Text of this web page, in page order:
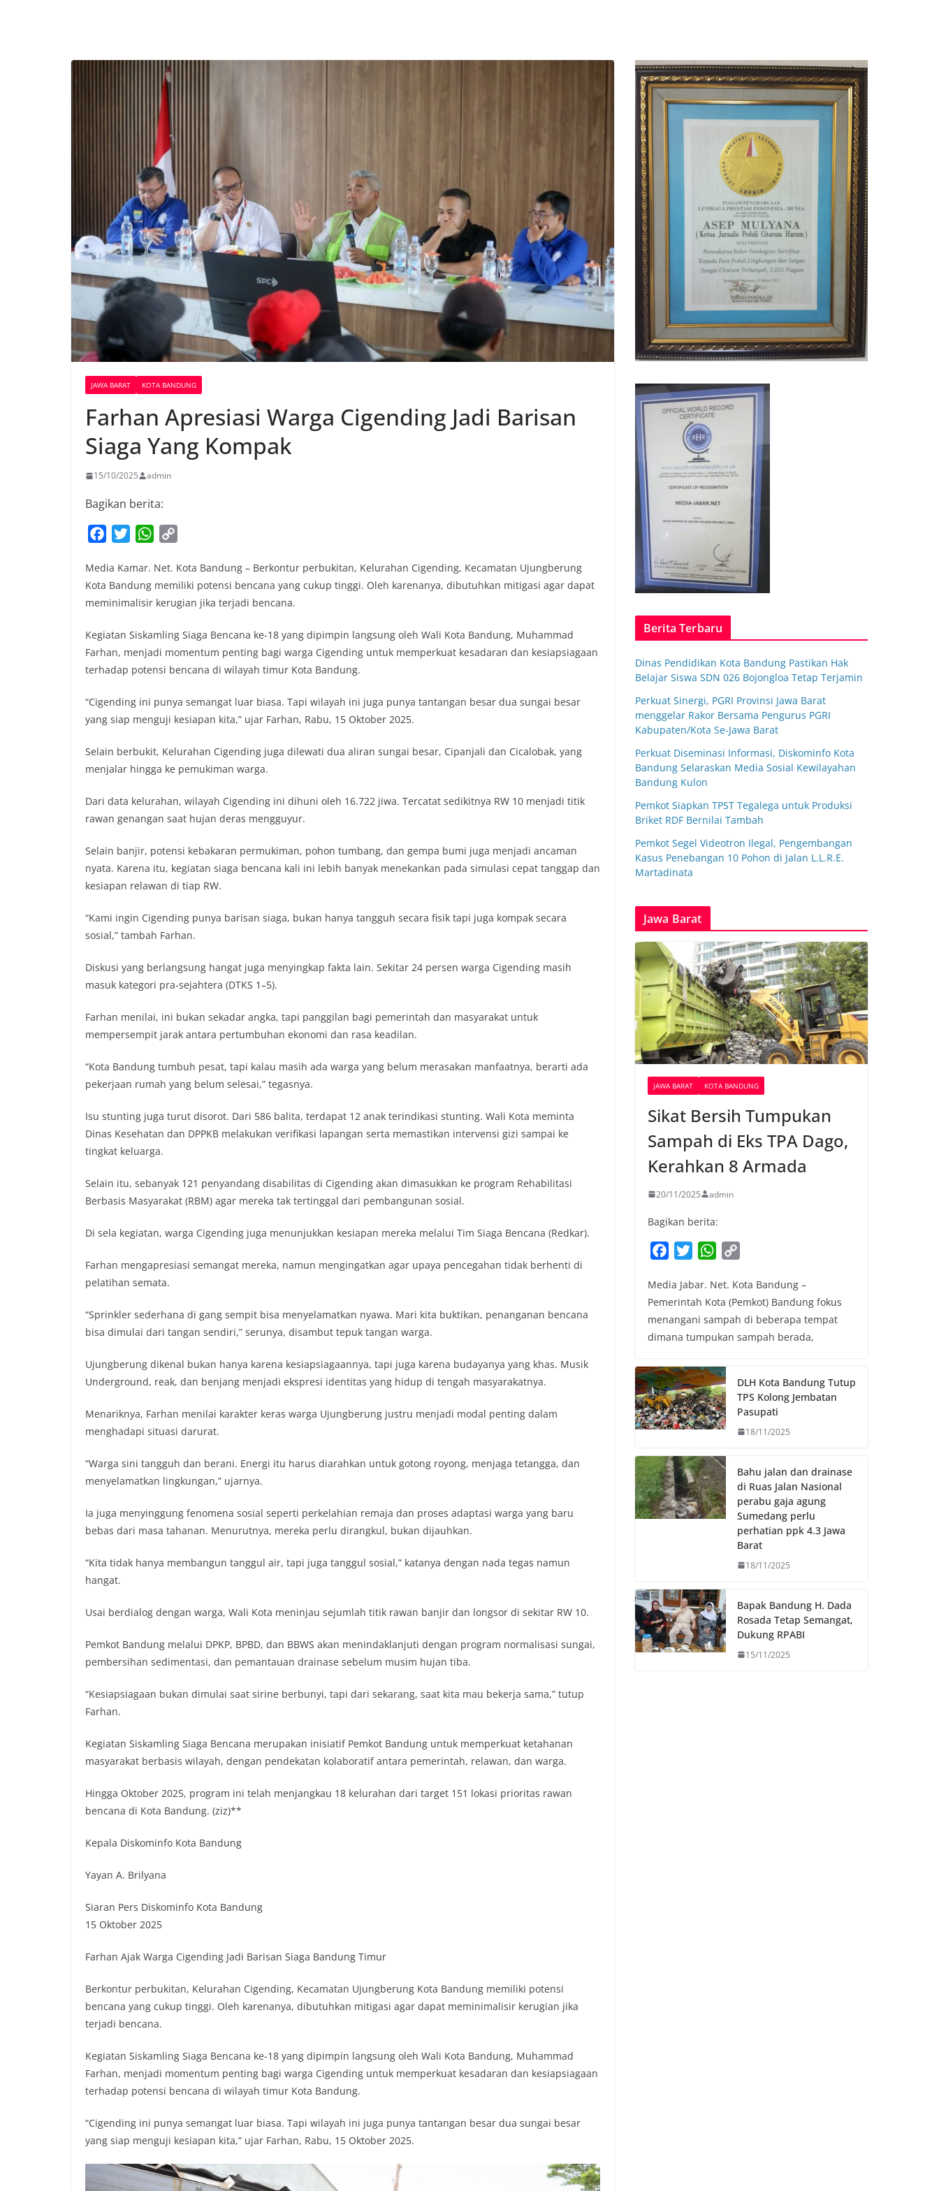
JAWA BARAT KOTA BANDUNG
Farhan Apresiasi Warga Cigending Jadi Barisan
Siaga Yang Kompak
15/10/2025 admin
Bagikan berita:
c
e
b
o
k
i
t
t
r
W
a
t
s
p
p
p
y
L
n
k
Media Kamar. Net. Kota Bandung – Berkontur perbukitan, Kelurahan Cigending, Kecamatan Ujungberung
Kota Bandung memiliki potensi bencana yang cukup tinggi. Oleh karenanya, dibutuhkan mitigasi agar dapat
meminimalisir kerugian jika terjadi bencana.
Kegiatan Siskamling Siaga Bencana ke-18 yang dipimpin langsung oleh Wali Kota Bandung, Muhammad
Farhan, menjadi momentum penting bagi warga Cigending untuk memperkuat kesadaran dan kesiapsiagaan
terhadap potensi bencana di wilayah timur Kota Bandung.
“Cigending ini punya semangat luar biasa. Tapi wilayah ini juga punya tantangan besar dua sungai besar
yang siap menguji kesiapan kita,” ujar Farhan, Rabu, 15 Oktober 2025.
Selain berbukit, Kelurahan Cigending juga dilewati dua aliran sungai besar, Cipanjali dan Cicalobak, yang
menjalar hingga ke pemukiman warga.
Dari data kelurahan, wilayah Cigending ini dihuni oleh 16.722 jiwa. Tercatat sedikitnya RW 10 menjadi titik
rawan genangan saat hujan deras mengguyur.
Selain banjir, potensi kebakaran permukiman, pohon tumbang, dan gempa bumi juga menjadi ancaman
nyata. Karena itu, kegiatan siaga bencana kali ini lebih banyak menekankan pada simulasi cepat tanggap dan
kesiapan relawan di tiap RW.
“Kami ingin Cigending punya barisan siaga, bukan hanya tangguh secara fisik tapi juga kompak secara
sosial,” tambah Farhan.
Diskusi yang berlangsung hangat juga menyingkap fakta lain. Sekitar 24 persen warga Cigending masih
masuk kategori pra-sejahtera (DTKS 1–5).
Farhan menilai, ini bukan sekadar angka, tapi panggilan bagi pemerintah dan masyarakat untuk
mempersempit jarak antara pertumbuhan ekonomi dan rasa keadilan.
“Kota Bandung tumbuh pesat, tapi kalau masih ada warga yang belum merasakan manfaatnya, berarti ada
pekerjaan rumah yang belum selesai,” tegasnya.
Isu stunting juga turut disorot. Dari 586 balita, terdapat 12 anak terindikasi stunting. Wali Kota meminta
Dinas Kesehatan dan DPPKB melakukan verifikasi lapangan serta memastikan intervensi gizi sampai ke
tingkat keluarga.
Selain itu, sebanyak 121 penyandang disabilitas di Cigending akan dimasukkan ke program Rehabilitasi
Berbasis Masyarakat (RBM) agar mereka tak tertinggal dari pembangunan sosial.
Di sela kegiatan, warga Cigending juga menunjukkan kesiapan mereka melalui Tim Siaga Bencana (Redkar).
Farhan mengapresiasi semangat mereka, namun mengingatkan agar upaya pencegahan tidak berhenti di
pelatihan semata.
“Sprinkler sederhana di gang sempit bisa menyelamatkan nyawa. Mari kita buktikan, penanganan bencana
bisa dimulai dari tangan sendiri,” serunya, disambut tepuk tangan warga.
Ujungberung dikenal bukan hanya karena kesiapsiagaannya, tapi juga karena budayanya yang khas. Musik
Underground, reak, dan benjang menjadi ekspresi identitas yang hidup di tengah masyarakatnya.
Menariknya, Farhan menilai karakter keras warga Ujungberung justru menjadi modal penting dalam
menghadapi situasi darurat.
“Warga sini tangguh dan berani. Energi itu harus diarahkan untuk gotong royong, menjaga tetangga, dan
menyelamatkan lingkungan,” ujarnya.
Ia juga menyinggung fenomena sosial seperti perkelahian remaja dan proses adaptasi warga yang baru
bebas dari masa tahanan. Menurutnya, mereka perlu dirangkul, bukan dijauhkan.
“Kita tidak hanya membangun tanggul air, tapi juga tanggul sosial,” katanya dengan nada tegas namun
hangat.
Usai berdialog dengan warga, Wali Kota meninjau sejumlah titik rawan banjir dan longsor di sekitar RW 10.
Pemkot Bandung melalui DPKP, BPBD, dan BBWS akan menindaklanjuti dengan program normalisasi sungai,
pembersihan sedimentasi, dan pemantauan drainase sebelum musim hujan tiba.
“Kesiapsiagaan bukan dimulai saat sirine berbunyi, tapi dari sekarang, saat kita mau bekerja sama,” tutup
Farhan.
Kegiatan Siskamling Siaga Bencana merupakan inisiatif Pemkot Bandung untuk memperkuat ketahanan
masyarakat berbasis wilayah, dengan pendekatan kolaboratif antara pemerintah, relawan, dan warga.
Hingga Oktober 2025, program ini telah menjangkau 18 kelurahan dari target 151 lokasi prioritas rawan
bencana di Kota Bandung. (ziz)**
Kepala Diskominfo Kota Bandung
Yayan A. Brilyana
Siaran Pers Diskominfo Kota Bandung
15 Oktober 2025
Farhan Ajak Warga Cigending Jadi Barisan Siaga Bandung Timur
Berkontur perbukitan, Kelurahan Cigending, Kecamatan Ujungberung Kota Bandung memiliki potensi
bencana yang cukup tinggi. Oleh karenanya, dibutuhkan mitigasi agar dapat meminimalisir kerugian jika
terjadi bencana.
Kegiatan Siskamling Siaga Bencana ke-18 yang dipimpin langsung oleh Wali Kota Bandung, Muhammad
Farhan, menjadi momentum penting bagi warga Cigending untuk memperkuat kesadaran dan kesiapsiagaan
terhadap potensi bencana di wilayah timur Kota Bandung.
“Cigending ini punya semangat luar biasa. Tapi wilayah ini juga punya tantangan besar dua sungai besar
yang siap menguji kesiapan kita,” ujar Farhan, Rabu, 15 Oktober 2025.
Berita Terbaru
Dinas Pendidikan Kota Bandung Pastikan Hak
Belajar Siswa SDN 026 Bojongloa Tetap Terjamin
Perkuat Sinergi, PGRI Provinsi Jawa Barat
menggelar Rakor Bersama Pengurus PGRI
Kabupaten/Kota Se-Jawa Barat
Perkuat Diseminasi Informasi, Diskominfo Kota
Bandung Selaraskan Media Sosial Kewilayahan
Bandung Kulon
Pemkot Siapkan TPST Tegalega untuk Produksi
Briket RDF Bernilai Tambah
Pemkot Segel Videotron Ilegal, Pengembangan
Kasus Penebangan 10 Pohon di Jalan L.L.R.E.
Martadinata
Jawa Barat
JAWA BARAT KOTA BANDUNG
Sikat Bersih Tumpukan
Sampah di Eks TPA Dago,
Kerahkan 8 Armada
20/11/2025 admin
Bagikan berita:
c
e
b
o
k
i
t
t
e
W
a
t
s
A
p
p
y
L
i
k
Media Jabar. Net. Kota Bandung –
Pemerintah Kota (Pemkot) Bandung fokus
menangani sampah di beberapa tempat
dimana tumpukan sampah berada,
DLH Kota Bandung Tutup
TPS Kolong Jembatan
Pasupati
18/11/2025
Bahu jalan dan drainase
di Ruas Jalan Nasional
perabu gaja agung
Sumedang perlu
perhatian ppk 4.3 Jawa
Barat
18/11/2025
Bapak Bandung H. Dada
Rosada Tetap Semangat,
Dukung RPABI
15/11/2025